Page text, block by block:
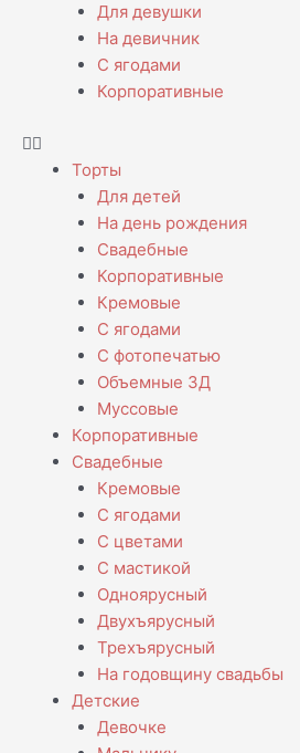
Для девушки
На девичник
С ягодами
Корпоративные
Торты
Для детей
На день рождения
Свадебные
Корпоративные
Кремовые
С ягодами
С фотопечатью
Объемные 3Д
Муссовые
Корпоративные
Свадебные
Кремовые
С ягодами
С цветами
С мастикой
Одноярусный
Двухъярусный
Трехъярусный
На годовщину свадьбы
Детские
Девочке